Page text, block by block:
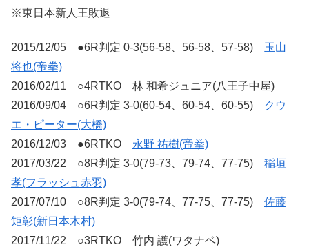
※東日本新人王敗退
2015/12/05 ●6R判定 0-3(56-58、56-58、57-58) 玉山
将也(帝拳)
2016/02/11 ○4RTKO 林 和希ジュニア(八王子中屋)
2016/09/04 ○6R判定 3-0(60-54、60-54、60-55)
クウ
エ・ピーター(大橋)
2016/12/03 ●6RTKO 永野 祐樹(帝拳)
2017/03/22 ○8R判定 3-0(79-73、79-74、77-75) 稲垣
孝(フラッシュ赤羽)
2017/07/10 ○8R判定 3-0(79-74、77-75、77-75) 佐藤
矩彰(新日本木村)
2017/11/22 ○3RTKO 竹内 護(ワタナベ)